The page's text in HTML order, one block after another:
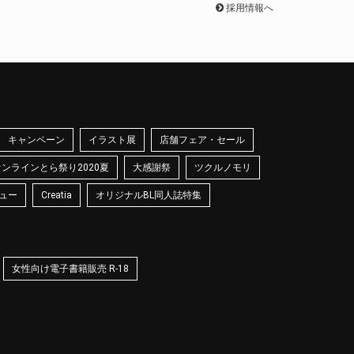
採用情報へ
キャンペーン イラスト展 店舗フェア・セール
ラインとら祭り2020夏 大感謝祭 ツクルノモリ
ー Creatia オリジナルBL同人誌特集
女性向け電子書籍販売 R-18